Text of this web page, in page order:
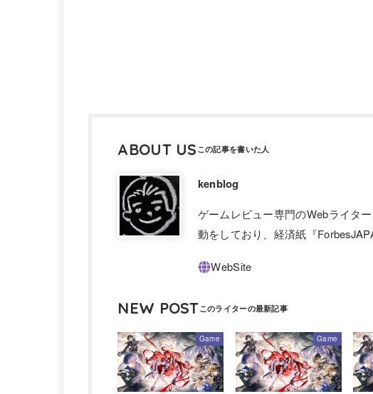
ABOUT US
kenblog
ゲームレビュー専門のWebライタ
動をしており、経済紙『
NEW POST
Game Game